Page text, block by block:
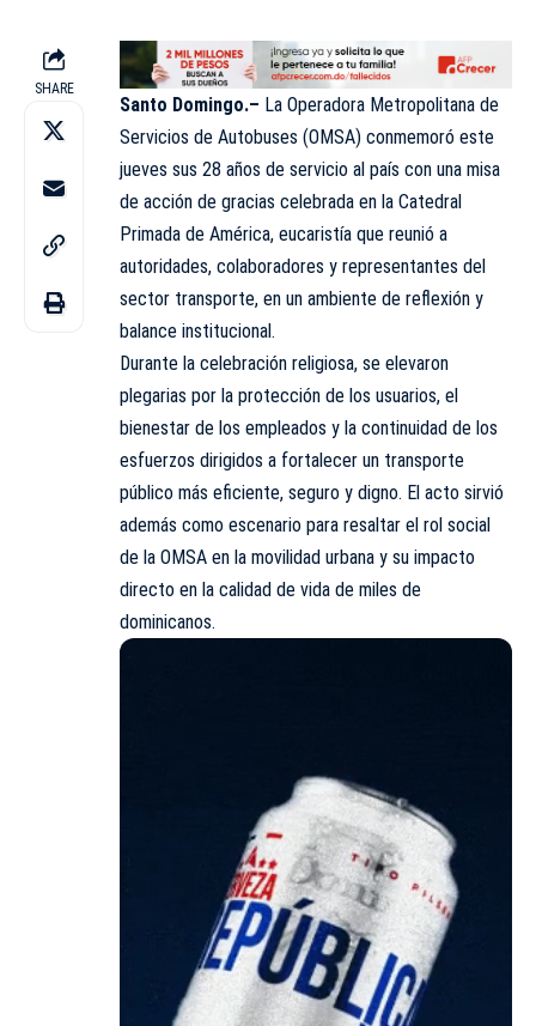
SHARE
Santo Domingo.– La Operadora Metropolitana de
Servicios de Autobuses (OMSA) conmemoró este
jueves sus 28 años de servicio al país con una misa
de acción de gracias celebrada en la Catedral
Primada de América, eucaristía que reunió a
autoridades, colaboradores y representantes del
sector transporte, en un ambiente de reflexión y
balance institucional.
Durante la celebración religiosa, se elevaron
plegarias por la protección de los usuarios, el
bienestar de los empleados y la continuidad de los
esfuerzos dirigidos a fortalecer un transporte
público más eficiente, seguro y digno. El acto sirvió
además como escenario para resaltar el rol social
de la OMSA en la movilidad urbana y su impacto
directo en la calidad de vida de miles de
dominicanos.